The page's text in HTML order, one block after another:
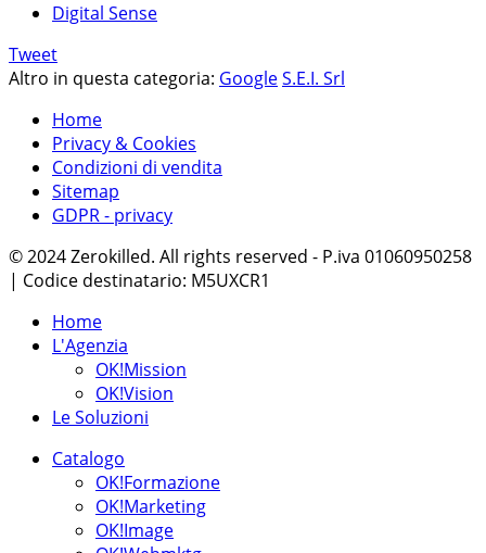
Digital Sense
Tweet
Altro in questa categoria: GoogleS.E.I. Srl
Home
Privacy & Cookies
Condizioni di vendita
Sitemap
GDPR - privacy
© 2024 Zerokilled. All rights reserved - P.iva 01060950258
| Codice destinatario: M5UXCR1
Home
L'Agenzia
OK!Mission
OK!Vision
Le Soluzioni
Catalogo
OK!Formazione
OK!Marketing
OK!Image